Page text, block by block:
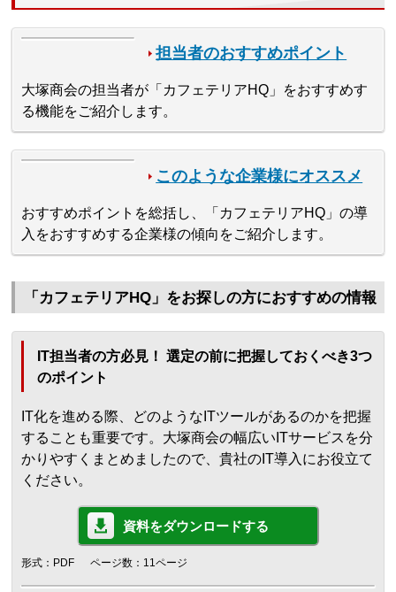
担当者のおすすめポイント
大塚商会の担当者が「カフェテリアHQ」をおすすめす
る機能をご紹介します。
このような企業様にオススメ
おすすめポイントを総括し、「カフェテリアHQ」の導
入をおすすめする企業様の傾向をご紹介します。
「カフェテリアHQ」をお探しの方におすすめの情報
IT担当者の方必見！ 選定の前に把握しておくべき3つ
のポイント
IT化を進める際、どのようなITツールがあるのかを把握
することも重要です。大塚商会の幅広いITサービスを分
かりやすくまとめましたので、貴社のIT導入にお役立て
ください。
資料をダウンロードする
形式：PDF ページ数：11ページ